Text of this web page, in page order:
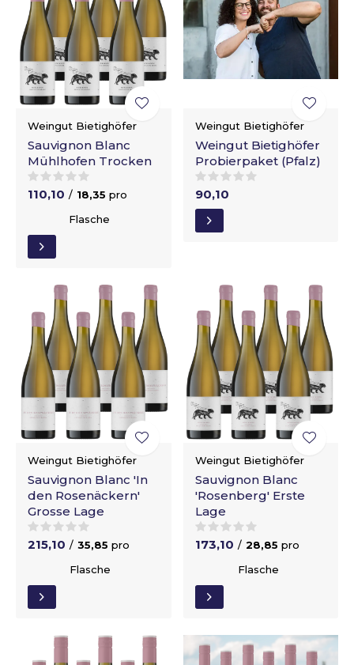
Weingut Bietighöfer
Sauvignon Blanc
Mühlhofen Trocken
110,10 / 18,35 pro
Flasche
Weingut Bietighöfer
Weingut Bietighöfer
Probierpaket (Pfalz)
90,10
Weingut Bietighöfer
Sauvignon Blanc 'In
den Rosenäckern'
Grosse Lage
215,10 / 35,85 pro
Flasche
Weingut Bietighöfer
Sauvignon Blanc
'Rosenberg' Erste
Lage
173,10 / 28,85 pro
Flasche